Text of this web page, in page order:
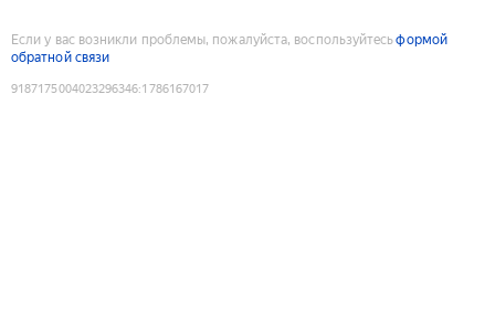
Если у вас возникли проблемы, пожалуйста, воспользуйтесьформой
обратной связи
9187175004023296346:1786167017